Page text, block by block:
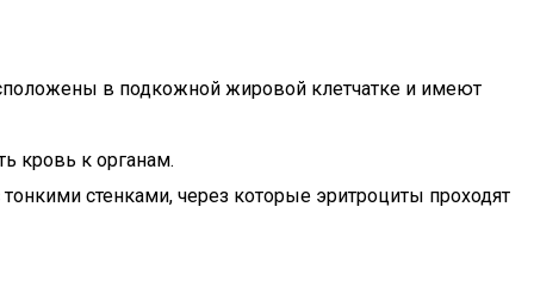
в подкожной жировой клетчатке и имеют
кровь к органам.
стенками, через которые эритроциты проходят